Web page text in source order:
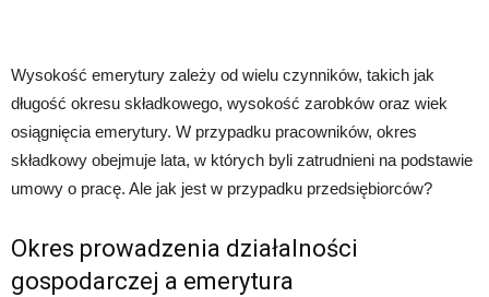
Wysokość emerytury zależy od wielu czynników, takich jak
długość okresu składkowego, wysokość zarobków oraz wiek
osiągnięcia emerytury. W przypadku pracowników, okres
składkowy obejmuje lata, w których byli zatrudnieni na podstawie
umowy o pracę. Ale jak jest w przypadku przedsiębiorców?
Okres prowadzenia działalności
gospodarczej a emerytura